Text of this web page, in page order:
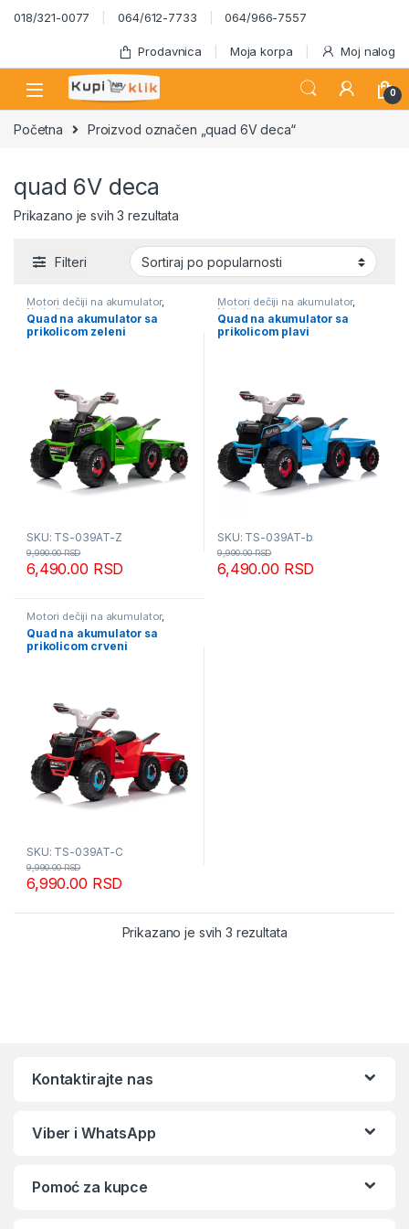
Skip to navigation
Skip to content
018/321-0077 064/612-7733 064/966-7557
Prodavnica Moja korpa Moj nalog
0
Početna Proizvod označen „quad 6V deca“
quad 6V deca
Prikazano je svih 3 rezultataSortirano po popularnosti
Filteri
Motori dečiji na akumulator,
Najbolja cena
Quad na akumulator sa
prikolicom zeleni
SKU: TS-039AT-Z
6,490.00 RSD
9,990.00RSD
Motori dečiji na akumulator,
Najbolja cena
Quad na akumulator sa
prikolicom plavi
SKU: TS-039AT-b
6,490.00 RSD
9,990.00RSD
Motori dečiji na akumulator,
Najbolja cena
Quad na akumulator sa
prikolicom crveni
SKU: TS-039AT-C
6,990.00 RSD
9,990.00RSD
Prikazano je svih 3 rezultataSortirano po
Kontaktirajte nas
Viber i WhatsApp
Pomoć za kupce